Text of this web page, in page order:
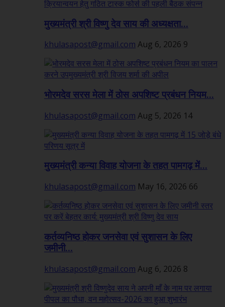
मुख्यमंत्री श्री विष्णु देव साय की अध्यक्षता...
khulasapost@gmail.com Aug 6, 2026 9
भोरमदेव सरस मेला में ठोस अपशिष्ट प्रबंधन नियम...
khulasapost@gmail.com Aug 5, 2026 14
मुख्यमंत्री कन्या विवाह योजना के तहत पामगढ़ में...
khulasapost@gmail.com May 16, 2026 66
कर्तव्यनिष्ठ होकर जनसेवा एवं सुशासन के लिए
जमीनी...
khulasapost@gmail.com Aug 6, 2026 8